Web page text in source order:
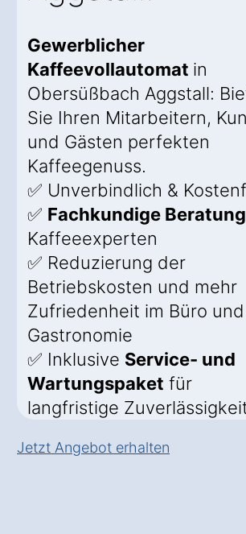
Gewerblicher
Kaffeevollautomat in
Obersüßbach Aggstall:
Sie Ihren Mitarbeitern,
und Gästen perfekten
Kaffeegenuss.
✅ Unverbindlich &
✅ Fachkundige Beratung
Kaffeeexperten
✅ Reduzierung der
Betriebskosten und mehr
Zufriedenheit im Büro
Gastronomie
✅ Inklusive Service- und
Wartungspaket für
langfristige
Jetzt Angebot erhalten